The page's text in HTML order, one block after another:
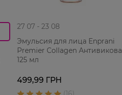
27 07 - 23 08
Эмульсия для лица Enprani
Premier Collagen Антивикова
125 мл
499,99 ГРН